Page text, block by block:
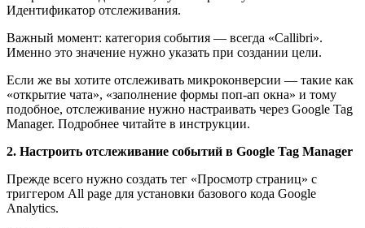
Идентификатор отслеживания.
Важный момент: категория события — всегда «Callibri».
Именно это значение нужно указать при создании цели.
Если же вы хотите отслеживать микроконверсии — такие как
«открытие чата», «заполнение формы поп-ап окна» и тому
подобное, отслеживание нужно настраивать через Google Tag
Manager. Подробнее читайте в инструкции.
2. Настроить отслеживание событий в Google Tag Manager
Прежде всего нужно создать тег «Просмотр страниц» с
триггером All page для установки базового кода Google
Analytics.